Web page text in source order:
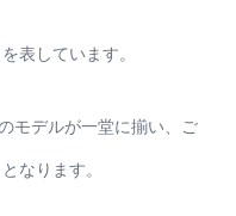
表しています。
モデルが一堂に揃い、ご
なります。